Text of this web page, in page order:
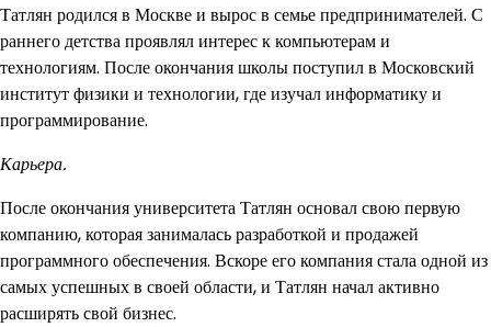
Татлян родился в Москве и вырос в семье предпринимателей. С
раннего детства проявлял интерес к компьютерам и
технологиям. После окончания школы поступил в Московский
институт физики и технологии, где изучал информатику и
программирование.
Карьера.
После окончания университета Татлян основал свою первую
компанию, которая занималась разработкой и продажей
программного обеспечения. Вскоре его компания стала одной из
самых успешных в своей области, и Татлян начал активно
расширять свой бизнес.